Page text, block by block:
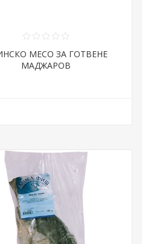
МЕСО ЗА ГОТВЕНЕ
МАДЖАРОВ